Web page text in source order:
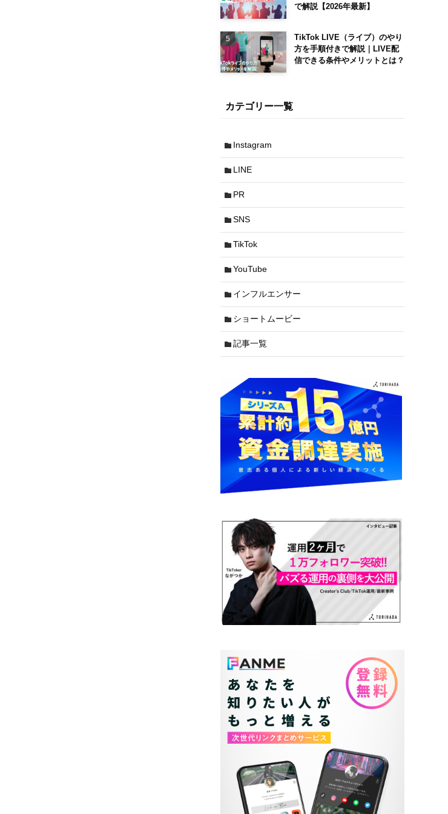
で解説【2026年最新】
TikTok LIVE（ライブ）のやり
方を手順付きで解説｜LIVE配
信できる条件やメリットとは？
カテゴリー一覧
Instagram
LINE
PR
SNS
TikTok
YouTube
インフルエンサー
ショートムービー
記事一覧